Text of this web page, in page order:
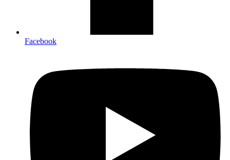
Facebook